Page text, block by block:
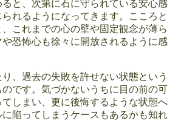
と、次第に石に守られている安心感
れるようになってきます。こころと
これまでの心の壁や固定観念が薄ら
恐怖心も徐々に開放されるように感
、過去の失敗を許せない状態という
です。気づかないうちに目の前の可
しまい、更に後悔するような状態へ
陥ってしまうケースもあるかも知れ